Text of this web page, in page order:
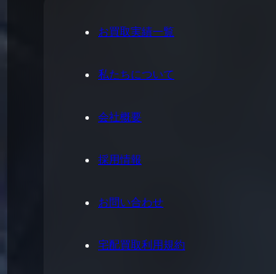
お買取実績一覧
私たちについて
会社概要
採用情報
お問い合わせ
宅配買取利用規約